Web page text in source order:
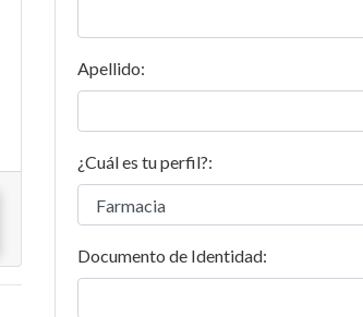
Apellido:
¿Cuál es tu perfil?:
Documento de Identidad: